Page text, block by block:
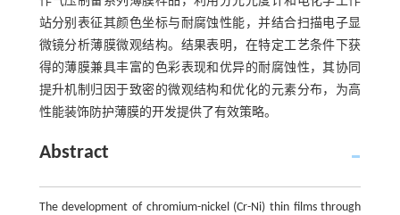
站分别表征其颜色坐标与耐腐蚀性能，并结合扫描电子显
微镜分析薄膜微观结构。结果表明，在特定工艺条件下获
得的薄膜兼具丰富的色彩表现和优异的耐腐蚀性，其协同
提升机制归因于致密的微观结构和优化的元素分布，为高
性能装饰防护薄膜的开发提供了有效策略。
Abstract
The development of chromium-nickel (Cr-Ni) thin films through